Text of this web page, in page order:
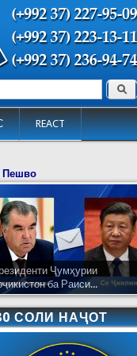
REACT
поиска Поиск
Пешво
Ҷумҳурии
ба Раиси...
СОЛИ НАҶОТ